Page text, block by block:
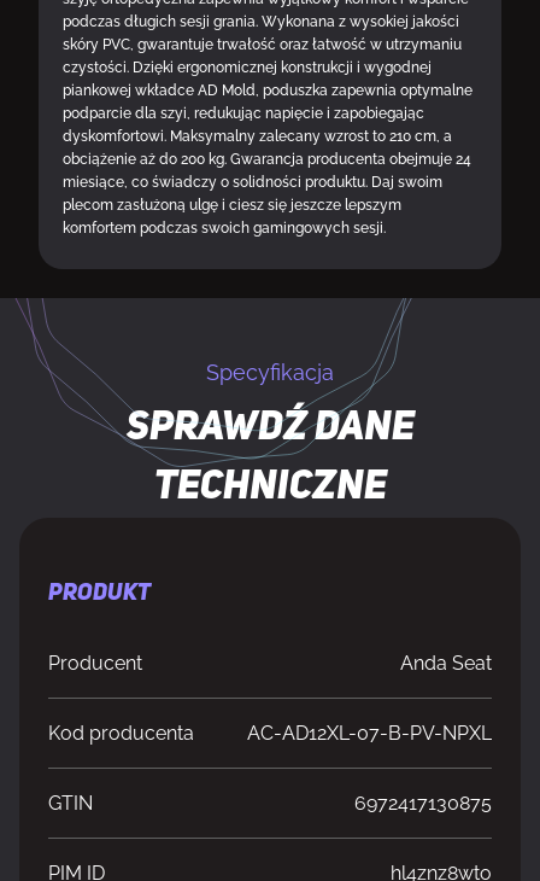
podczas długich sesji grania. Wykonana z wysokiej jakości
skóry PVC, gwarantuje trwałość oraz łatwość w utrzymaniu
czystości. Dzięki ergonomicznej konstrukcji i wygodnej
piankowej wkładce AD Mold, poduszka zapewnia optymalne
podparcie dla szyi, redukując napięcie i zapobiegając
dyskomfortowi. Maksymalny zalecany wzrost to 210 cm, a
obciążenie aż do 200 kg. Gwarancja producenta obejmuje 24
miesiące, co świadczy o solidności produktu. Daj swoim
plecom zasłużoną ulgę i ciesz się jeszcze lepszym
komfortem podczas swoich gamingowych sesji.
Specyfikacja
Sprawdź dane
techniczne
PRODUKT
Producent Anda Seat
Kod producenta AC-AD12XL-07-B-PV-NPXL
GTIN 6972417130875
PIM ID hl4znz8wto